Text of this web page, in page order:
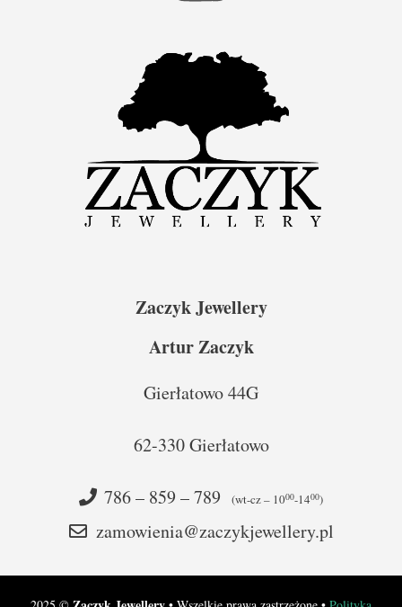
Zaczyk Jewellery
Artur Zaczyk
Gierłatowo 44G
62-330 Gierłatowo
786 – 859 – 789 (wt-cz – 1000-1400)
zamowienia@zaczykjewellery.pl